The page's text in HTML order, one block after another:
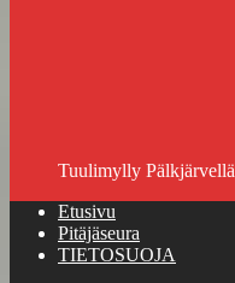
Tuulimylly Pälkjärvellä
Etusivu
Pitäjäseura
TIETOSUOJA